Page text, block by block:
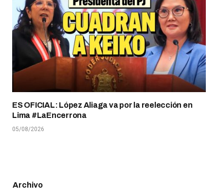
ES OFICIAL: López Aliaga va por la reelección en
Lima #LaEncerrona
05/08/2026
Archivo